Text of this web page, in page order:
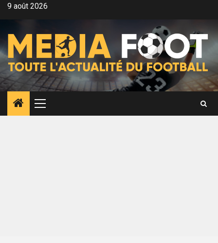
Aller9 août 2026
Menu
principal